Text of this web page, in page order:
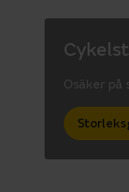
Osäker på